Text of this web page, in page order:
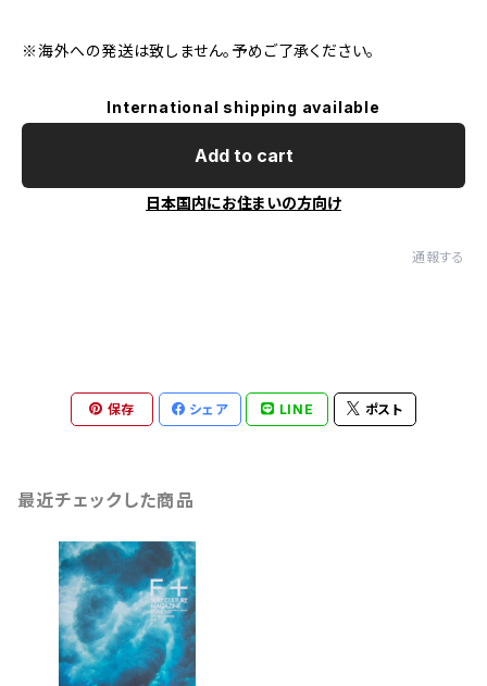
※海外への発送は致しません。予めご了承ください。
International shipping available
Add to cart
日本国内にお住まいの方向け
通報する
保存 シェア LINE ポスト
最近チェックした商品